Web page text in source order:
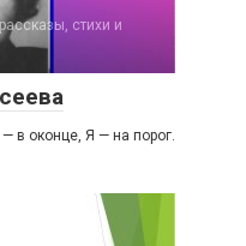
стихи и
в оконце, Я — на порог.